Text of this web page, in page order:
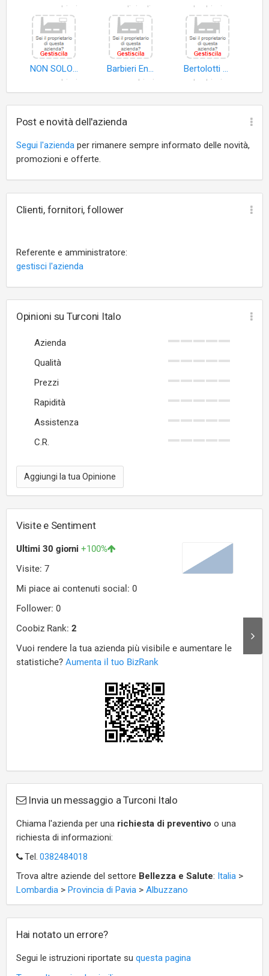
parrucchieri
medicinali
barbieri
NON SOLO ESTETICA SNC DI VECCHI MONICA e FERRATI CRISTINA
parrucchieri
Barbieri Enrica
parrucchieri
Bertolotti Viviana
barbieri
Post e novità dell'azienda
Segui l'azienda per rimanere sempre informato delle novità,
promozioni e offerte.
Clienti, fornitori, follower
Referente e amministratore:
gestisci l'azienda
Opinioni su Turconi Italo
Azienda
Qualità
Prezzi
Rapidità
Assistenza
C.R.
Aggiungi la tua Opinione
Visite e Sentiment
Invia un messaggio a Turconi Italo
Chiama l'azienda per una richiesta di preventivo o una
richiesta di informazioni:
Tel. 0382484018
Trova altre aziende del settore Bellezza e Salute: Italia >
Lombardia > Provincia di Pavia > Albuzzano
Hai notato un errore?
Segui le istruzioni riportate su questa pagina